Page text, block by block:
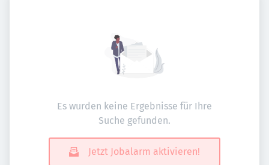
Es wurden keine Ergebnisse für Ihre
Suche gefunden.
Jetzt Jobalarm aktivieren!